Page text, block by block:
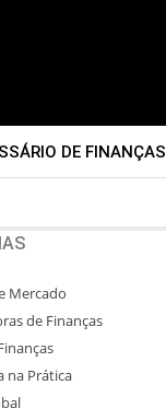
DE FINANÇAS
Mercado
de Finanças
na Prática